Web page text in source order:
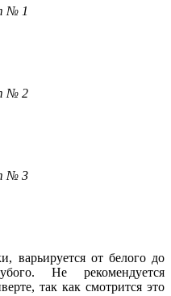
№ 1
№ 2
№ 3
варьируется от белого до
Не рекомендуется
так как смотрится это